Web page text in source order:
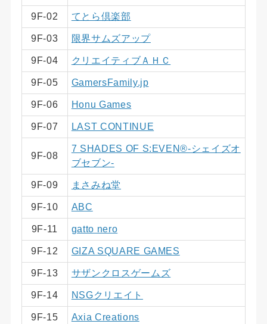
9F-02 てとら倶楽部
9F-03 限界サムズアップ
9F-04 クリエイティブＡＨＣ
9F-05 GamersFamily.jp
9F-06 Honu Games
9F-07 LAST CONTINUE
9F-08
7 SHADES OF S:EVEN®︎-シェイズオ
ブセブン-
9F-09 まさみね堂
9F-10 ABC
9F-11 gatto nero
9F-12 GIZA SQUARE GAMES
9F-13 サザンクロスゲームズ
9F-14 NSGクリエイト
9F-15 Axia Creations